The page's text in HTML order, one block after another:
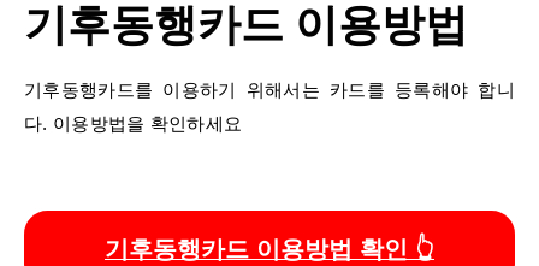
기후동행카드 이용방법
기후동행카드를 이용하기 위해서는 카드를 등록해야 합니
다. 이용방법을 확인하세요
기후동행카드 이용방법 확인 👆